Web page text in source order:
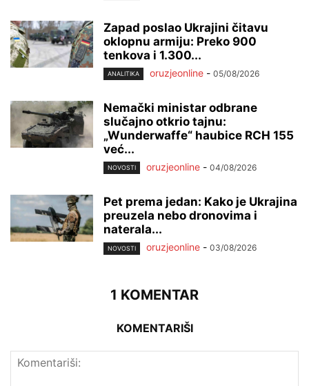
Zapad poslao Ukrajini čitavu
oklopnu armiju: Preko 900
tenkova i 1.300...
ANALITIKA oruzjeonline - 05/08/2026
Nemački ministar odbrane
slučajno otkrio tajnu:
„Wunderwaffe“ haubice RCH 155
već...
NOVOSTI oruzjeonline - 04/08/2026
Pet prema jedan: Kako je Ukrajina
preuzela nebo dronovima i
naterala...
NOVOSTI oruzjeonline - 03/08/2026
1 KOMENTAR
KOMENTARIŠI